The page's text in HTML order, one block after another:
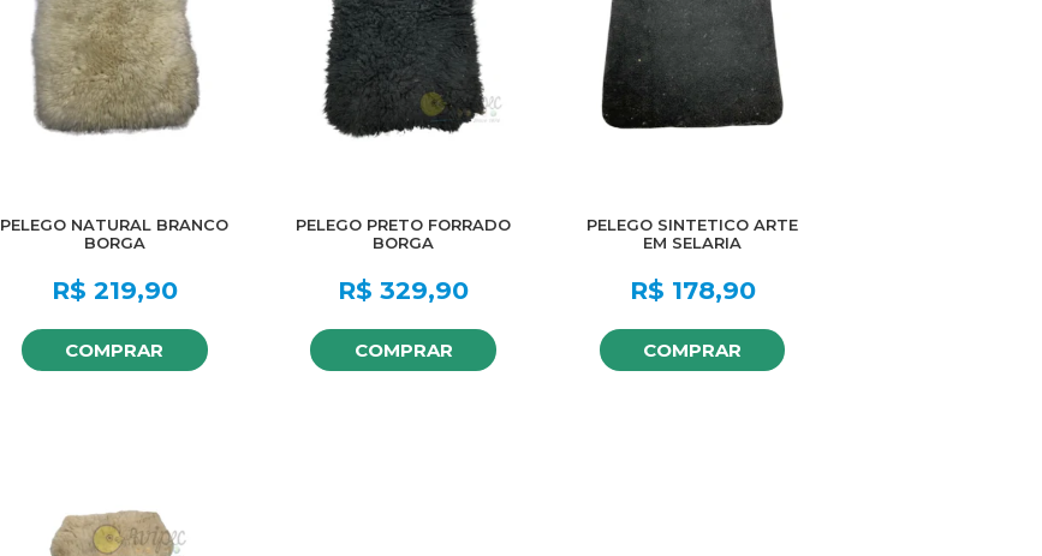
PELEGO NATURAL BRANCO
BORGA
R$ 219,90
COMPRAR
PELEGO PRETO FORRADO
BORGA
R$ 329,90
COMPRAR
PELEGO SINTETICO ARTE
EM SELARIA
R$ 178,90
COMPRAR